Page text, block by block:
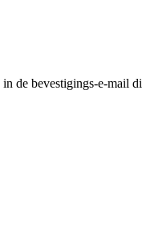
de bevestigings-e-mail